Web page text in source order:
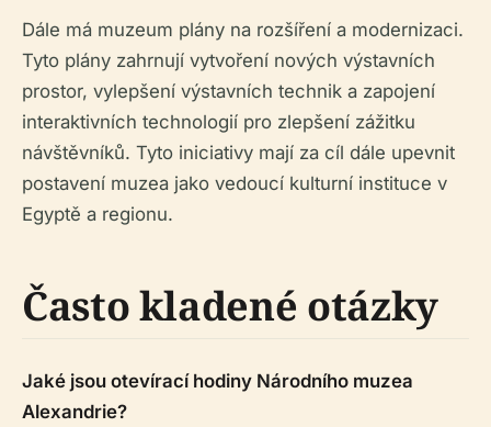
Dále má muzeum plány na rozšíření a modernizaci.
Tyto plány zahrnují vytvoření nových výstavních
prostor, vylepšení výstavních technik a zapojení
interaktivních technologií pro zlepšení zážitku
návštěvníků. Tyto iniciativy mají za cíl dále upevnit
postavení muzea jako vedoucí kulturní instituce v
Egyptě a regionu.
Často kladené otázky
Jaké jsou otevírací hodiny Národního muzea
Alexandrie?